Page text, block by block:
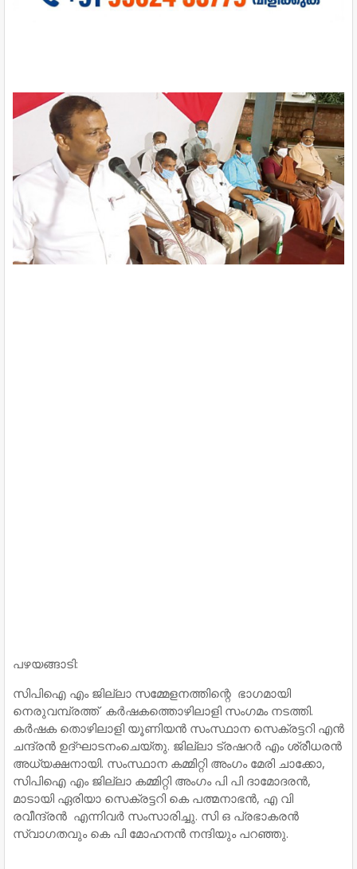
പഴയങ്ങാടി:
സിപിഐ എം ജില്ലാ സമ്മേളനത്തിന്റെ ഭാഗമായി
നെരുവമ്പ്രത്ത് കർഷകത്തൊഴിലാളി സംഗമം നടത്തി.
കർഷക തൊഴിലാളി യൂണിയൻ സംസ്ഥാന സെക്രട്ടറി എൻ
ചന്ദ്രൻ ഉദ്ഘാടനംചെയ്തു. ജില്ലാ ട്രഷറർ എം ശ്രീധരൻ
അധ്യക്ഷനായി. സംസ്ഥാന കമ്മിറ്റി അംഗം മേരി ചാക്കോ,
സിപിഐ എം ജില്ലാ കമ്മിറ്റി അംഗം പി പി ദാമോദരൻ,
മാടായി ഏരിയാ സെക്രട്ടറി കെ പത്മനാഭൻ, എ വി
രവീന്ദ്രൻ എന്നിവർ സംസാരിച്ചു. സി ഒ പ്രഭാകരൻ
സ്വാഗതവും കെ പി മോഹനൻ നന്ദിയും പറഞ്ഞു.